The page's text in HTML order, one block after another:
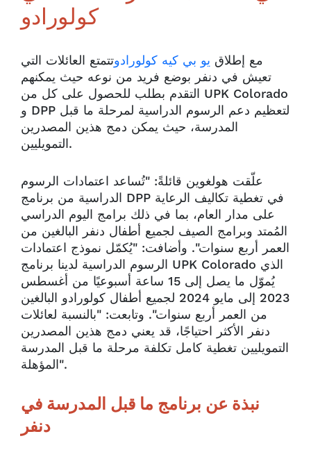
كولورادو
مع إطلاق يو بي كيه كولورادوتتمتع العائلات التي
تعيش في دنفر بوضع فريد من نوعه حيث يمكنهم
التقدم بطلب للحصول على كل من UPK Colorado
و DPP لتعظيم دعم الرسوم الدراسية لمرحلة ما قبل
المدرسة، حيث يمكن دمج هذين المصدرين
التمويليين.
علّقت هولغوين قائلةً: "تُساعد اعتمادات الرسوم
الدراسية من برنامج DPP في تغطية تكاليف الرعاية
على مدار العام، بما في ذلك برامج اليوم الدراسي
المُمتد وبرامج الصيف لجميع أطفال دنفر البالغين من
العمر أربع سنوات". وأضافت: "يُكمّل نموذج اعتمادات
الرسوم الدراسية لدينا برنامج UPK Colorado الذي
يُموّل ما يصل إلى 15 ساعة أسبوعيًا من أغسطس
2023 إلى مايو 2024 لجميع أطفال كولورادو البالغين
من العمر أربع سنوات". وتابعت: "بالنسبة لعائلات
دنفر الأكثر احتياجًا، قد يعني دمج هذين المصدرين
التمويليين تغطية كامل تكلفة مرحلة ما قبل المدرسة
المؤهلة".
نبذة عن برنامج ما قبل المدرسة في
دنفر